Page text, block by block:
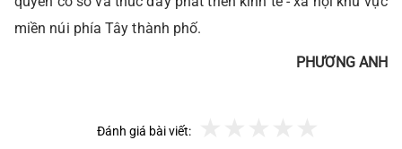
miền núi phía Tây thành phố.
PHƯƠNG ANH
Đánh giá bài viết: